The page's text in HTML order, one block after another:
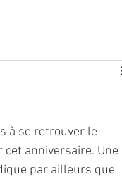
à se retrouver le
anniversaire. Une
par ailleurs que